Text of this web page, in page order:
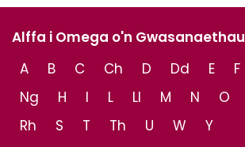
Alffa i Omega o'n Gwasanaethau
A
B C Ch D Dd E F
Ng
H I L Ll M N O
Rh
S T Th U W Y